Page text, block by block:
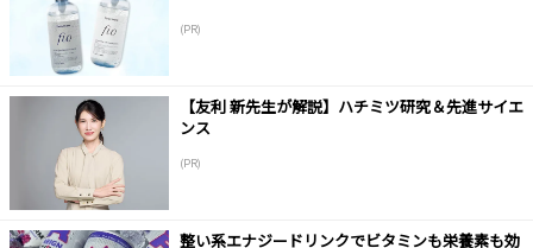
(PR)
【友利 新先生が解説】ハチミツ研究＆先進サイエ
ンス
(PR)
整い系エナジードリンクでビタミンも栄養素も効